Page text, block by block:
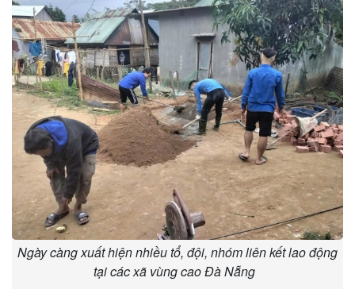
Ngày càng xuất hiện nhiều tổ, đội, nhóm liên kết lao động
tại các xã vùng cao Đà Nẵng